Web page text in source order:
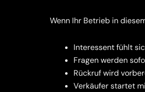
Wenn Ihr Betrieb in
Interessent fühlt
Fragen werden
Rückruf wird
Verkäufer startet